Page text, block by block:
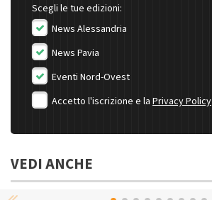
Scegli le tue edizioni:
News Alessandria
News Pavia
Eventi Nord-Ovest
Accetto l'iscrizione e la Privacy Policy
VEDI ANCHE